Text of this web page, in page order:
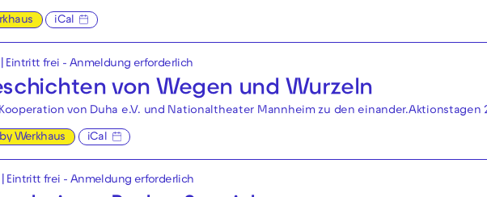
iCal
Eintritt frei - Anmeldung erforderlich
von Wegen und Wurzeln
von Duha e.V. und Nationaltheater Mannheim zu den einander.Aktionstagen
Werkhaus iCal
Eintritt frei - Anmeldung erforderlich